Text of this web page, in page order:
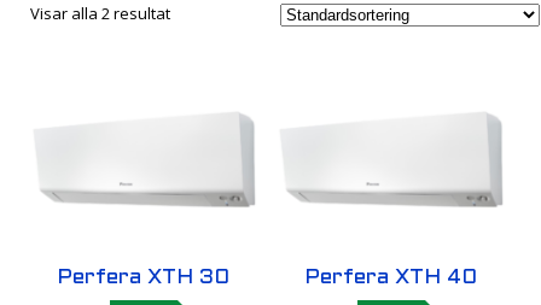
Visar alla 2 resultat
Perfera XTH 30 Perfera XTH 40